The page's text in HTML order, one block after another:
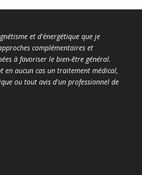
et d'énergétique que je
complémentaires et
à favoriser le bien-être général.
en aucun cas un traitement médical,
ou tout avis d'un professionnel de